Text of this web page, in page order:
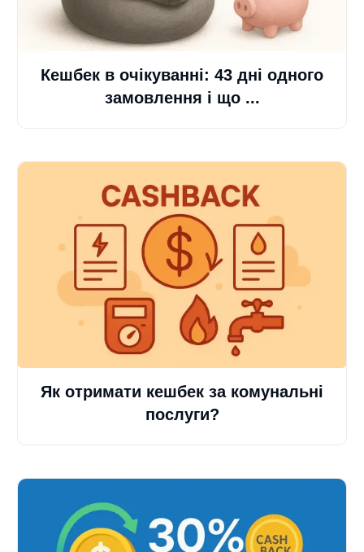
Кешбек в очікуванні: 43 дні одного
замовлення і що ...
Як отримати кешбек за комунальні
послуги?